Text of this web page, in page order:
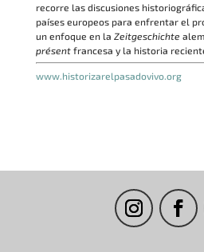
recorre las discusiones
países europeos para enfrentar el
un enfoque en la Zeitgeschichte
présent francesa y la historia
www.historizarelpasadovivo.org